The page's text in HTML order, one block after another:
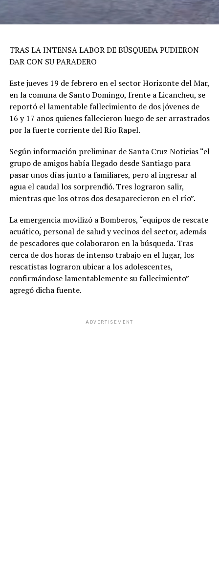
TRAS LA INTENSA LABOR DE BÚSQUEDA PUDIERON
DAR CON SU PARADERO
Este jueves 19 de febrero en el sector Horizonte del Mar,
en la comuna de Santo Domingo, frente a Licancheu, se
reportó el lamentable fallecimiento de dos jóvenes de
16 y 17 años quienes fallecieron luego de ser arrastrados
por la fuerte corriente del Río Rapel.
Según información preliminar de Santa Cruz Noticias “el
grupo de amigos había llegado desde Santiago para
pasar unos días junto a familiares, pero al ingresar al
agua el caudal los sorprendió. Tres lograron salir,
mientras que los otros dos desaparecieron en el río”.
La emergencia movilizó a Bomberos, “equipos de rescate
acuático, personal de salud y vecinos del sector, además
de pescadores que colaboraron en la búsqueda. Tras
cerca de dos horas de intenso trabajo en el lugar, los
rescatistas lograron ubicar a los adolescentes,
confirmándose lamentablemente su fallecimiento”
agregó dicha fuente.
ADVERTISEMENT